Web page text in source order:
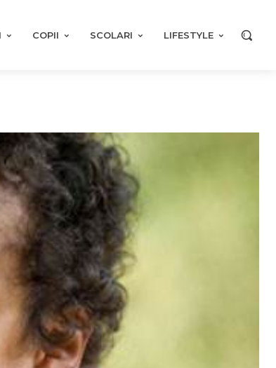
COPII SCOLARI LIFESTYLE